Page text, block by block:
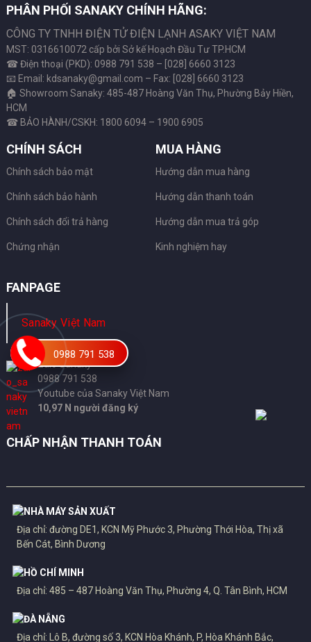
PHÂN PHỐI SANAKY CHÍNH HÃNG:
CÔNG TY TNHH ĐIỆN TỬ ĐIỆN LẠNH ASAKY VIỆT NAM
MST: 0316610072 cấp bởi Sở kế Hoạch Đầu Tư TP.HCM
☎ Điện thoại (PKD): 0988 791 538 – [028] 6660 3123
📧 Email: kdsanaky@gmail.com – Fax: [028] 6660 3123
🏠 Showroom Sanaky: 485-487 Hoàng Văn Thụ, Phường Bảy Hiền,
HCM
☎ BẢO HÀNH/CSKH: 1800 6094 – 1900 6905
CHÍNH SÁCH
Chính sách bảo mật
Chính sách bảo hành
Chính sách đổi trả hàng
Chứng nhận
MUA HÀNG
Hướng dẫn mua hàng
Hướng dẫn thanh toán
Hướng dẫn mua trả góp
Kinh nghiệm hay
FANPAGE
Sanaky Việt Nam
Zalo Sanaky
0988 791 538
Youtube của Sanaky Việt Nam
10,97 N người đăng ký
CHẤP NHẬN THANH TOÁN
NHÀ MÁY SẢN XUẤT
Địa chỉ: đường DE1, KCN Mỹ Phước 3, Phường Thới Hòa, Thị xã
Bến Cát, Bình Dương
HỒ CHÍ MINH
Địa chỉ: 485 – 487 Hoàng Văn Thụ, Phường 4, Q. Tân Bình, HCM
ĐÀ NẴNG
Địa chỉ: Lô B, đường số 3, KCN Hòa Khánh, P, Hòa Khánh Bắc,
0988 791 538